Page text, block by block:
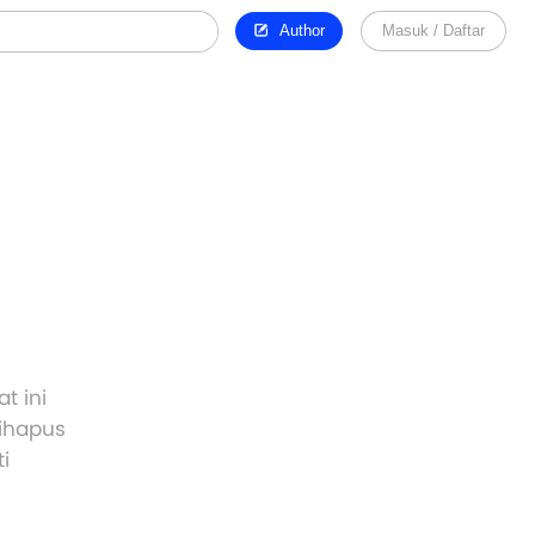
Author Masuk / Daftar
ini